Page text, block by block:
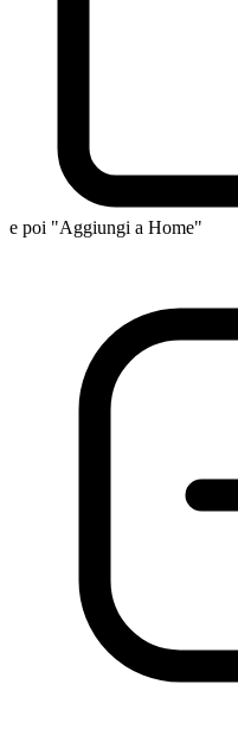
e poi "Aggiungi a Home"